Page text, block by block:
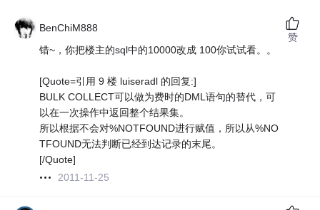
BenChiM888
错~，你把楼主的sql中的10000改成 100你试试看。。
[Quote=引用 9 楼 luiseradl 的回复:]
BULK COLLECT可以做为费时的DML语句的替代，可
以在一次操作中返回整个结果集。
所以根据不会对%NOTFOUND进行赋值，所以从%NO
TFOUND无法判断已经到达记录的末尾。
[/Quote]
2011-11-25
赞